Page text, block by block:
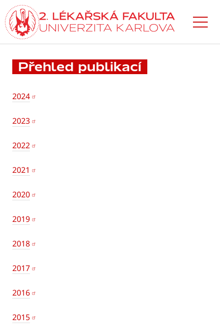
Přejít
k hlavnímu
obsahu
Přehled publikací
2024
2023
2022
2021
2020
2019
2018
2017
2016
2015